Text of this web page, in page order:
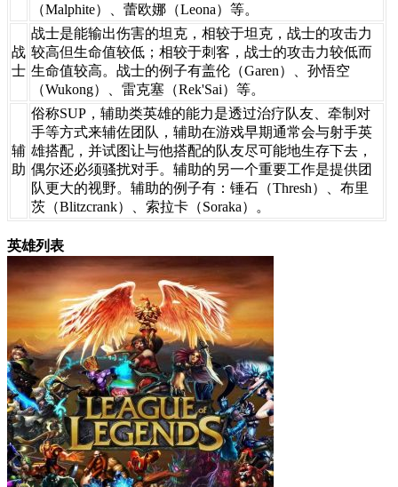
（Malphite）、蕾欧娜（Leona）等。
​战
士
​战士是能输出伤害的坦克，相较于坦克，战士的攻击力
较高但生命值较低；相较于刺客，战士的攻击力较低而
生命值较高。战士的例子有盖伦（Garen）、孙悟空
（Wukong）、雷克塞（Rek'Sai）等。
​辅
助
​俗称SUP，辅助类英雄的能力是透过治疗队友、牵制对
手等方式来辅佐团队，辅助在游戏早期通常会与射手英
雄搭配，并试图让与他搭配的队友尽可能地生存下去，
偶尔还必须骚扰对手。辅助的另一个重要工作是提供团
队更大的视野。辅助的例子有：锤石（Thresh）、布里
茨（Blitzcrank）、索拉卡（Soraka）。
英雄列表